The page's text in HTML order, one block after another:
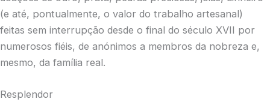
(e até, pontualmente, o valor do trabalho artesanal)
feitas sem interrupção desde o final do século XVII por
numerosos fiéis, de anónimos a membros da nobreza e,
mesmo, da família real.
Resplendor